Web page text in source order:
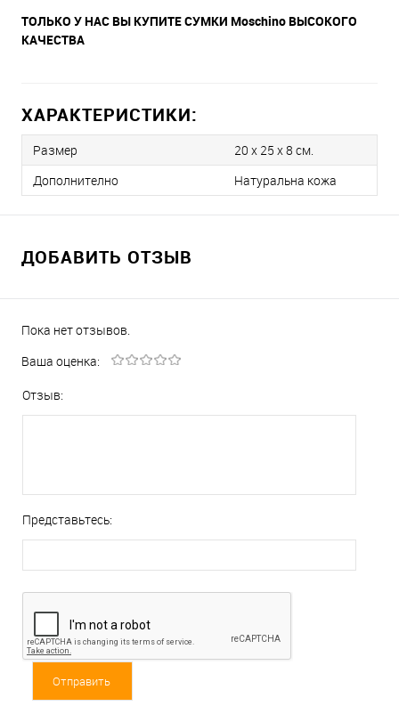
ТОЛЬКО У НАС ВЫ КУПИТЕ СУМКИ Moschino ВЫСОКОГО
КАЧЕСТВА
ХАРАКТЕРИСТИКИ:
Размер
20 х 25 x 8 см.
Дополнително
Натуральна кожа
ДОБАВИТЬ ОТЗЫВ
Пока нет отзывов.
Ваша оценка:
Отзыв:
Представьтесь: